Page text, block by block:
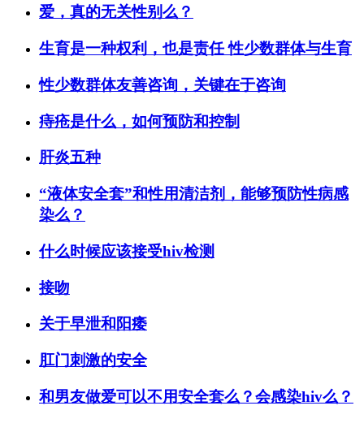
爱，真的无关性别么？
生育是一种权利，也是责任 性少数群体与生育
性少数群体友善咨询，关键在于咨询
痔疮是什么，如何预防和控制
肝炎五种
“液体安全套”和性用清洁剂，能够预防性病感
染么？
什么时候应该接受hiv检测
接吻
关于早泄和阳痿
肛门刺激的安全
和男友做爱可以不用安全套么？会感染hiv么？